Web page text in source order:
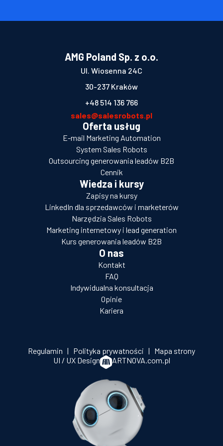
AMG Poland Sp. z o.o.
Ul. Wiosenna 24C
30-237 Kraków
+48 514 136 766
sales@salesrobots.pl
Oferta usług
E-mail Marketing Automation
System Sales Robots
Outsourcing generowania leadów B2B
Cennik
Wiedza i kursy
Zapisy na kursy
LinkedIn dla sprzedawców i marketerów
Narzędzia Sales Robots
Marketing internetowy i lead generation
Kurs generowania leadów B2B
O nas
Kontakt
FAQ
Indywidualna konsultacja
Opinie
Kariera
Regulamin | Polityka prywatności | Mapa strony
UI / UX Design
ARTNOVA.com.pl